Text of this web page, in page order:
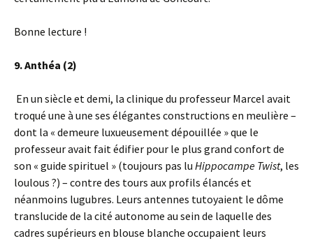
Bonne lecture !
9. Anthéa (2)
En un siècle et demi, la clinique du professeur Marcel avait
troqué une à une ses élégantes constructions en meulière –
dont la « demeure luxueusement dépouillée » que le
professeur avait fait édifier pour le plus grand confort de
son « guide spirituel » (toujours pas lu Hippocampe Twist, les
loulous ?) – contre des tours aux profils élancés et
néanmoins lugubres. Leurs antennes tutoyaient le dôme
translucide de la cité autonome au sein de laquelle des
cadres supérieurs en blouse blanche occupaient leurs